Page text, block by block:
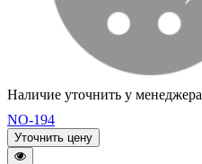
Наличие уточнить у менеджера
NO-194
Уточнить цену